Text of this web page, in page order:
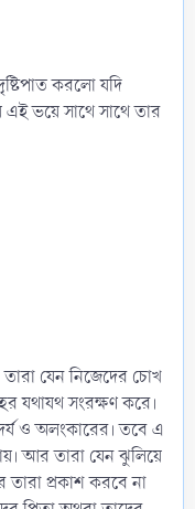
করলো যদি
এই ভয়ে সাথে সাথে তার
যেন নিজেদের চোখ
যথাযথ সংরক্ষণ করে।
ও অলংকারের। তবে এ
আর তারা যেন ঝুলিয়ে
প্রকাশ করবে না